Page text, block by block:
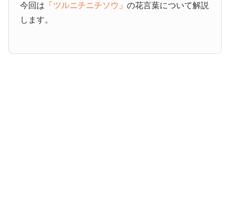
今回は 「ツルニチニチソウ」の花言葉について解説
します。